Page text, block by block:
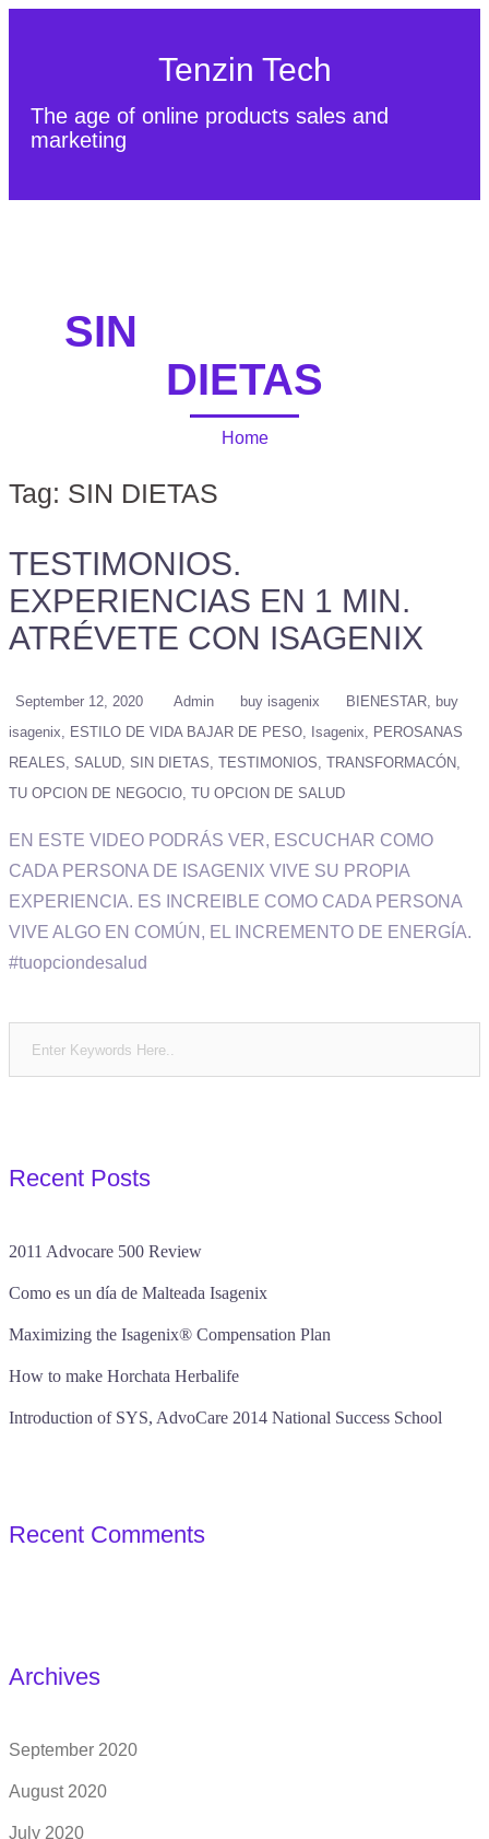
Tenzin Tech
The age of online products sales and
marketing
SIN
DIETAS
Home
Tag: SIN DIETAS
TESTIMONIOS.
EXPERIENCIAS EN 1 MIN.
ATRÉVETE CON ISAGENIX
September 12, 2020 Admin buy isagenix BIENESTAR
buy
isagenix
ESTILO DE VIDA BAJAR DE PESO Isagenix
PEROSANAS
REALES SALUD SIN DIETAS TESTIMONIOS TRANSFORMACÓN
TU OPCION DE NEGOCIO TU OPCION DE SALUD
EN ESTE VIDEO PODRÁS VER, ESCUCHAR COMO
CADA PERSONA DE ISAGENIX VIVE SU PROPIA
EXPERIENCIA. ES INCREIBLE COMO CADA PERSONA
VIVE ALGO EN COMÚN, EL INCREMENTO DE ENERGÍA.
#tuopciondesalud
Recent Posts
2011 Advocare 500 Review
Como es un día de Malteada Isagenix
Maximizing the Isagenix® Compensation Plan
How to make Horchata Herbalife
Introduction of SYS, AdvoCare 2014 National Success School
Recent Comments
Archives
September 2020
August 2020
July 2020